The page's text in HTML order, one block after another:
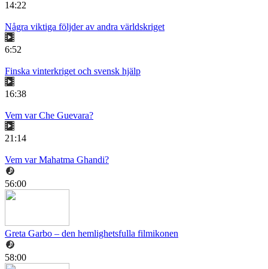
14:22
Några viktiga följder av andra världskriget
6:52
Finska vinterkriget och svensk hjälp
16:38
Vem var Che Guevara?
21:14
Vem var Mahatma Ghandi?
56:00
Greta Garbo – den hemlighetsfulla filmikonen
58:00